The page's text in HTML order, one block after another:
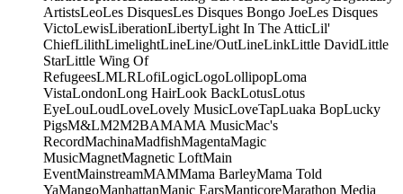
ArtistsLeoLes DisquesLes Disques Bongo JoeLes Disques
VictoLewisLiberationLibertyLight In The AtticLil'
ChiefLilithLimelightLineLine/OutLineLinkLittle DavidLittle
StarLittle Wing Of
RefugeesLMLRLofiLogicLogoLollipopLoma
VistaLondonLong HairLook BackLotusLotus
EyeLouLoudLoveLovely MusicLoveTapLuaka BopLucky
PigsM&LM2M2BAMAMA MusicMac's
RecordMachinaMadfishMagentaMagic
MusicMagnetMagnetic LoftMain
EventMainstreamMAMMama BarleyMama Told
YaMangoManhattanManic EarsManticoreMarathon Media